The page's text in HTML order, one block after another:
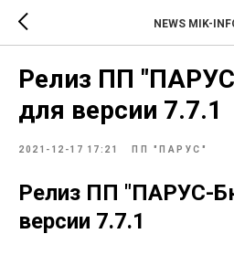
NEWS MIK-
Релиз ПП
для версии 7.7.1
2021-12-17 17:21 ПП "ПАРУС"
Релиз ПП "ПАРУС-
версии 7.7.1